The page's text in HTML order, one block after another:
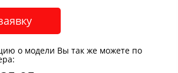
о модели Вы так же можете по